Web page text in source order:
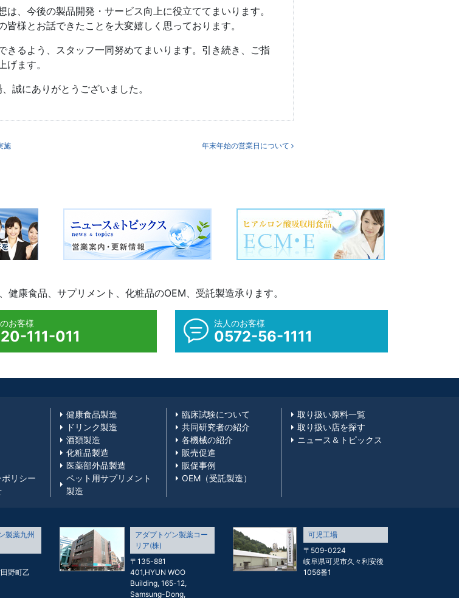
、今後の製品開発・サービス向上に役立ててまいります。
様とお話できたことを大変嬉しく思っております。
きるよう、スタッフ一同努めてまいります。引き続き、ご指
ます。
誠にありがとうございました。
施 年末年始の営業日について
康食品、サプリメント、化粧品のOEM、受託製造承ります。
お客様
111-011
法人のお客様
0572-56-1111
リシー
健康食品製造
ドリンク製造
酒類製造
化粧品製造
医薬部外品製造
ペット用サプリメント
製造
臨床試験について
共同研究者の紹介
各機械の紹介
販売促進
販促事例
OEM（受託製造）
取り扱い原料一覧
取り扱い店を探す
ニュース＆トピックス
製薬九州
野町乙
アダプトゲン製薬コー
リア(株)
〒135-881
401,HYUN WOO
Building, 165-12,
Samsung-Dong,
可児工場
〒509-0224
岐阜県可児市久々利安後
1056番1